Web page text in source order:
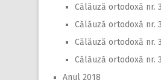
Călăuză ortodoxă nr.
Călăuză ortodoxă nr.
Călăuză ortodoxă nr.
Călăuză ortodoxă nr.
Anul 2018